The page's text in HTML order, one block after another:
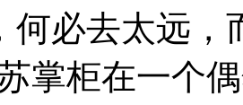
何必去太远，
掌柜在一个